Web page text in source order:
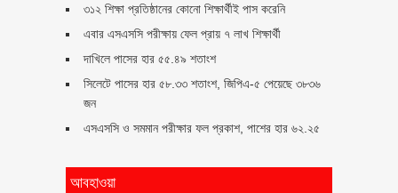
৩১২ শিক্ষা প্রতিষ্ঠানের কোনো শিক্ষার্থীই পাস করেনি
এবার এসএসসি পরীক্ষায় ফেল প্রায় ৭ লাখ শিক্ষার্থী
দাখিলে পাসের হার ৫৫.৪৯ শতাংশ
সিলেটে পাসের হার ৫৮.৩৩ শতাংশ, জিপিএ-৫ পেয়েছে ৩৮৩৬
জন
এসএসসি ও সমমান পরীক্ষার ফল প্রকাশ, পাশের হার ৬২.২৫
আবহাওয়া